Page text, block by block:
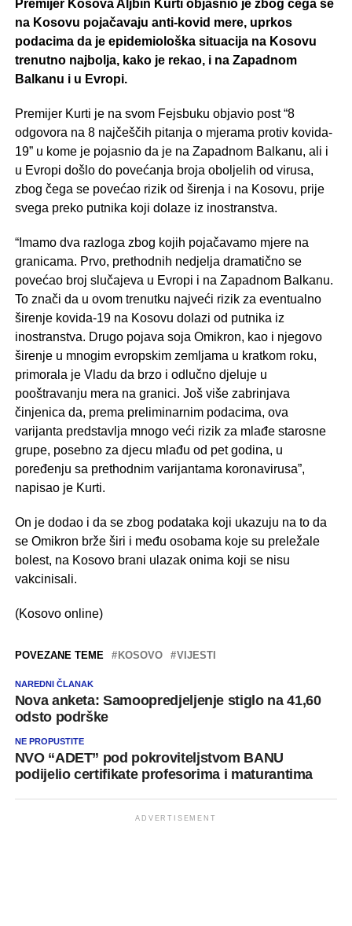
Premijer Kosova Aljbin Kurti objasnio je zbog čega se
na Kosovu pojačavaju anti-kovid mere, uprkos
podacima da je epidemiološka situacija na Kosovu
trenutno najbolja, kako je rekao, i na Zapadnom
Balkanu i u Evropi.
Premijer Kurti je na svom Fejsbuku objavio post “8
odgovora na 8 najčeščih pitanja o mjerama protiv kovida-
19” u kome je pojasnio da je na Zapadnom Balkanu, ali i
u Evropi došlo do povećanja broja oboljelih od virusa,
zbog čega se povećao rizik od širenja i na Kosovu, prije
svega preko putnika koji dolaze iz inostranstva.
“Imamo dva razloga zbog kojih pojačavamo mjere na
granicama. Prvo, prethodnih nedjelja dramatično se
povećao broj slučajeva u Evropi i na Zapadnom Balkanu.
To znači da u ovom trenutku najveći rizik za eventualno
širenje kovida-19 na Kosovu dolazi od putnika iz
inostranstva. Drugo pojava soja Omikron, kao i njegovo
širenje u mnogim evropskim zemljama u kratkom roku,
primorala je Vladu da brzo i odlučno djeluje u
pooštravanju mera na granici. Još više zabrinjava
činjenica da, prema preliminarnim podacima, ova
varijanta predstavlja mnogo veći rizik za mlađe starosne
grupe, posebno za djecu mlađu od pet godina, u
poređenju sa prethodnim varijantama koronavirusa”,
napisao je Kurti.
On je dodao i da se zbog podataka koji ukazuju na to da
se Omikron brže širi i među osobama koje su preležale
bolest, na Kosovo brani ulazak onima koji se nisu
vakcinisali.
(Kosovo online)
POVEZANE TEME KOSOVO VIJESTI
NAREDNI ČLANAK
Nova anketa: Samoopredjeljenje stiglo na 41,60
odsto podrške
NE PROPUSTITE
NVO “ADET” pod pokroviteljstvom BANU
podijelio certifikate profesorima i maturantima
ADVERTISEMENT